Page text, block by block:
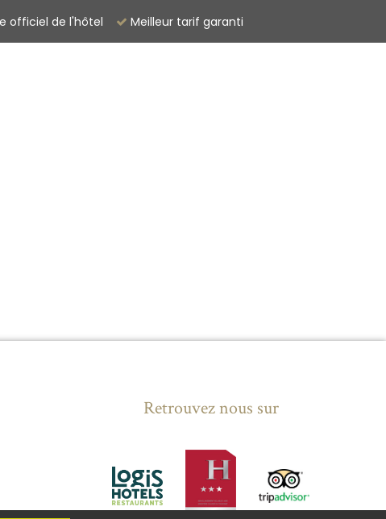
officiel de l'hôtel Meilleur tarif garanti
Retrouvez nous sur